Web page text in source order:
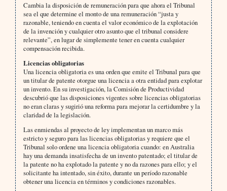
Cambia la disposición de remuneración para que ahora el Tribunal
sea el que determine el monto de una remuneración “justa y
razonable, teniendo en cuenta el valor económico de la explotación
de la invención y cualquier otro asunto que el tribunal considere
relevante”, en lugar de simplemente tener en cuenta cualquier
compensación recibida.
Licencias obligatorias
Una licencia obligatoria es una orden que emite el Tribunal para que
un titular de patente otorgue una licencia a otra entidad para explotar
un invento. En su investigación, la Comisión de Productividad
descubrió que las disposiciones vigentes sobre licencias obligatorias
no eran claras y sugirió una reforma para mejorar la certidumbre y la
claridad de la legislación.
Las enmiendas al proyecto de ley implementan un marco más
estricto y seguro para las licencias obligatorias y requiere que el
Tribunal solo ordene una licencia obligatoria cuando: en Australia
hay una demanda insatisfecha de un invento patentado; el titular de
la patente no ha explotado la patente y no da razones para ello; y el
solicitante ha intentado, sin éxito, durante un período razonable
obtener una licencia en términos y condiciones razonables.